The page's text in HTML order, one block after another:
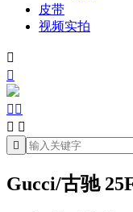
皮带
视频实拍


 
 

Gucci/古驰